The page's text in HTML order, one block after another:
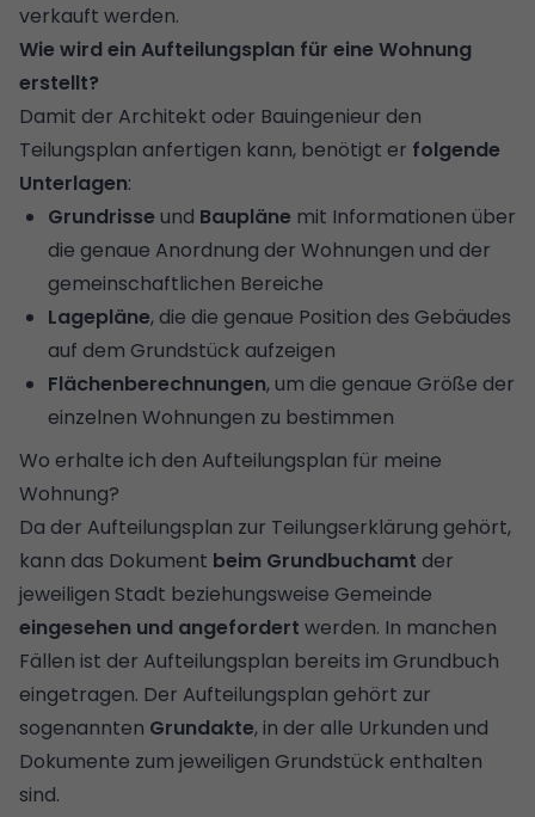
verkauft werden.
Wie wird ein Aufteilungsplan für eine Wohnung
erstellt?
Damit der Architekt oder Bauingenieur den
Teilungsplan anfertigen kann, benötigt er folgende
Unterlagen:
Grundrisse und Baupläne mit Informationen über
die genaue Anordnung der Wohnungen und der
gemeinschaftlichen Bereiche
Lagepläne, die die genaue Position des Gebäudes
auf dem Grundstück aufzeigen
Flächenberechnungen, um die genaue Größe der
einzelnen Wohnungen zu bestimmen
Wo erhalte ich den Aufteilungsplan für meine
Wohnung?
Da der Aufteilungsplan zur Teilungserklärung gehört,
kann das Dokument beim Grundbuchamt der
jeweiligen Stadt beziehungsweise Gemeinde
eingesehen und angefordert werden. In manchen
Fällen ist der Aufteilungsplan bereits im Grundbuch
eingetragen. Der Aufteilungsplan gehört zur
sogenannten Grundakte, in der alle Urkunden und
Dokumente zum jeweiligen Grundstück enthalten
sind.